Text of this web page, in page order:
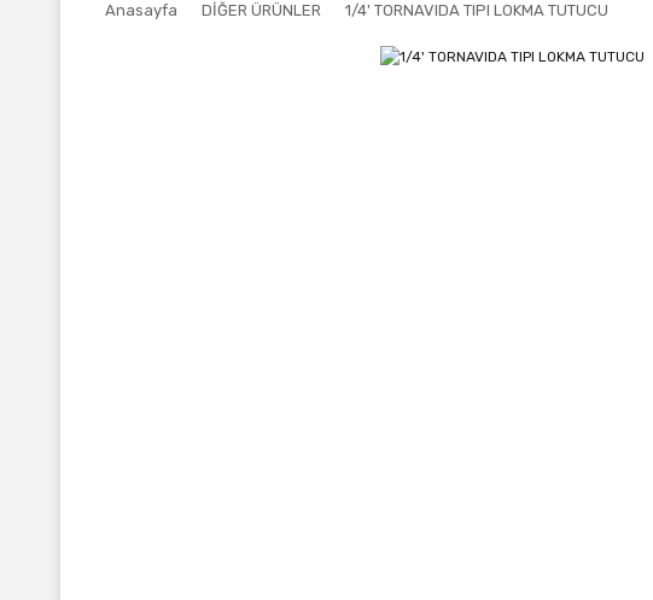
Anasayfa DİĞER ÜRÜNLER 1/4' TORNAVIDA TIPI LOKMA TUTUCU